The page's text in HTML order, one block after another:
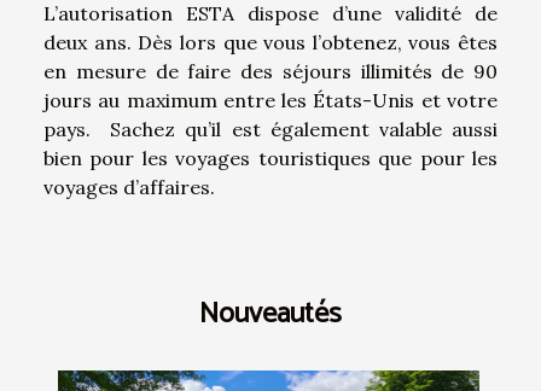
L’autorisation ESTA dispose d’une validité de
deux ans. Dès lors que vous l’obtenez, vous êtes
en mesure de faire des séjours illimités de 90
jours au maximum entre les États-Unis et votre
pays. Sachez qu’il est également valable aussi
bien pour les voyages touristiques que pour les
voyages d’affaires.
Nouveautés